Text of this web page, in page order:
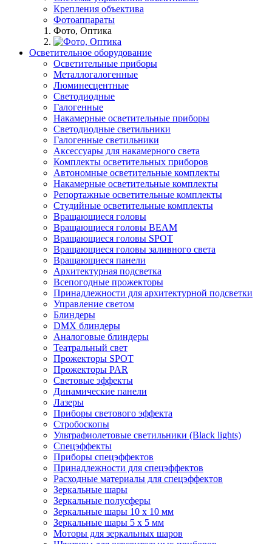
Крепления объектива
Фотоаппараты
Фото, Оптика
Осветительное оборудование
Осветительные приборы
Металлогалогенные
Люминесцентные
Светодиодные
Галогенные
Накамерные осветительные приборы
Светодиодные светильники
Галогенные светильники
Аксессуары для накамерного света
Комплекты осветительных приборов
Автономные осветительные комплекты
Накамерные осветительные комплекты
Репортажные осветительные комплекты
Студийные осветительные комплекты
Вращающиеся головы
Вращающиеся головы BEAM
Вращающиеся головы SPOT
Вращающиеся головы заливного света
Вращающиеся панели
Архитектурная подсветка
Всепогодные прожекторы
Принадлежности для архитектурной подсветки
Управление светом
Блиндеры
DMX блиндеры
Аналоговые блиндеры
Театральный свет
Прожекторы SPOT
Прожекторы PAR
Световые эффекты
Динамические панели
Лазеры
Приборы светового эффекта
Стробоскопы
Ультрафиолетовые светильники (Black lights)
Спецэффекты
Приборы спецэффектов
Принадлежности для спецэффектов
Расходные материалы для спецэффектов
Зеркальные шары
Зеркальные полусферы
Зеркальные шары 10 х 10 мм
Зеркальные шары 5 х 5 мм
Моторы для зеркальных шаров